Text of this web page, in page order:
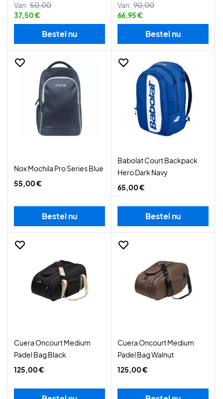
Van: 50,00
37,50 €
Bestel nu
Van: 90,00
66,95 €
Bestel nu
Nox Mochila Pro Series Blue
55,00 €
Bestel nu
Babolat Court Backpack
Hero Dark Navy
65,00 €
Bestel nu
Cuera Oncourt Medium
Padel Bag Black
125,00 €
Cuera Oncourt Medium
Padel Bag Walnut
125,00 €